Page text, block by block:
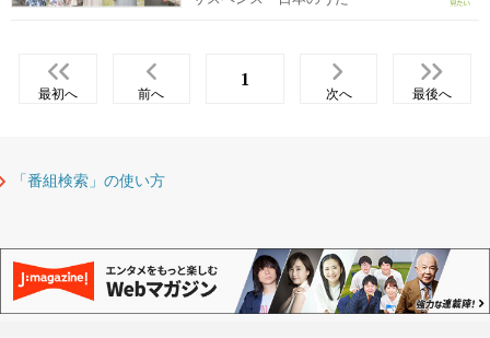
最初へ 前へ
1
次へ 最後へ
「番組検索」の使い方